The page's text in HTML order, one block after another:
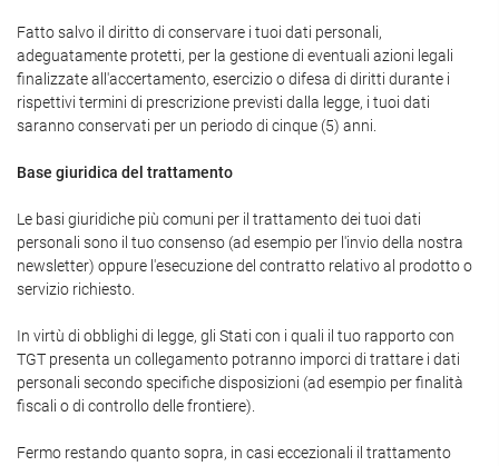
Fatto salvo il diritto di conservare i tuoi dati personali,
adeguatamente protetti, per la gestione di eventuali azioni legali
finalizzate all'accertamento, esercizio o difesa di diritti durante i
rispettivi termini di prescrizione previsti dalla legge, i tuoi dati
saranno conservati per un periodo di cinque (5) anni.
Base giuridica del trattamento
Le basi giuridiche più comuni per il trattamento dei tuoi dati
personali sono il tuo consenso (ad esempio per l'invio della nostra
newsletter) oppure l'esecuzione del contratto relativo al prodotto o
servizio richiesto.
In virtù di obblighi di legge, gli Stati con i quali il tuo rapporto con
TGT presenta un collegamento potranno imporci di trattare i dati
personali secondo specifiche disposizioni (ad esempio per finalità
fiscali o di controllo delle frontiere).
Fermo restando quanto sopra, in casi eccezionali il trattamento